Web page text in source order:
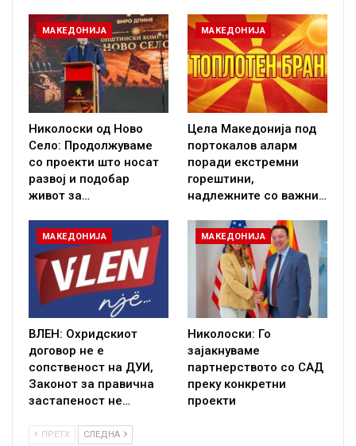
МАКЕДОНИЈА
Николоски од Ново
Село: Продолжуваме
со проекти што носат
развој и подобар
живот за…
МАКЕДОНИЈА
Цела Македонија под
портокалов аларм
поради екстремни
горештини,
надлежните со важни…
МАКЕДОНИЈА
ВЛЕН: Охридскиот
договор не е
сопственост на ДУИ,
Законот за правична
застапеност не…
МАКЕДОНИЈА
Николоски: Го
зајакнуваме
партнерството со САД
преку конкретни
проекти
ПРЕТХ СЛЕДНА